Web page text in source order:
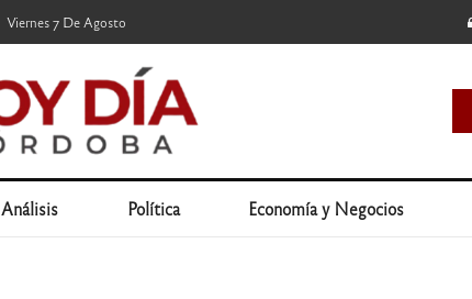
Viernes 7 De Agosto
Análisis Política Economía y Negocios